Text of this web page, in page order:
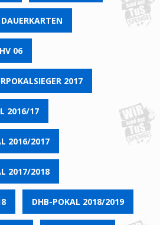
DAUERKARTEN
06
2017
2016/17
2016/2017
2017/2018
DHB-POKAL 2018/2019